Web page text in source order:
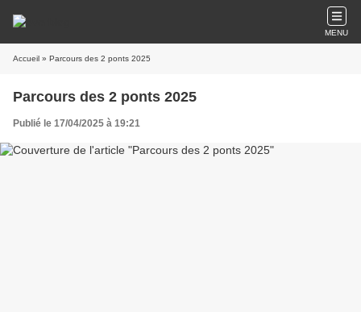
MENU
Accueil » Parcours des 2 ponts 2025
Parcours des 2 ponts 2025
Publié le 17/04/2025 à 19:21